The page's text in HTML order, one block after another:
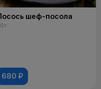
шеф-посола
г
680 ₽